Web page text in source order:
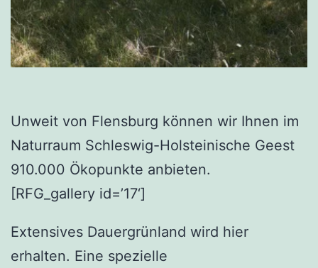
Unweit von Flensburg können wir Ihnen im
Naturraum Schleswig-Holsteinische Geest
910.000 Ökopunkte anbieten.
[RFG_gallery id=’17‘]
Extensives Dauergrünland wird hier
erhalten. Eine spezielle